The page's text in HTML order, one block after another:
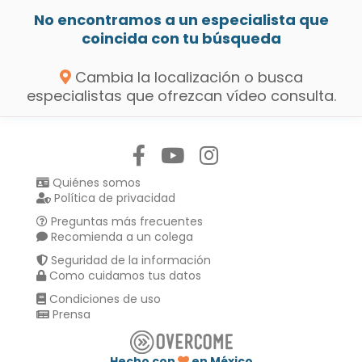
No encontramos a un especialista que
coincida con tu búsqueda
Cambia la localización o busca
especialistas que ofrezcan vídeo consulta.
Quiénes somos
Política de privacidad
Preguntas más frecuentes
Recomienda a un colega
Seguridad de la información
Como cuidamos tus datos
Condiciones de uso
Prensa